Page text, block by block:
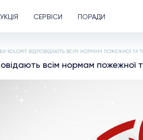
СЕРВІСИ ПОРАДИ
KOLORIT ВІДПОВІДАЮТЬ ВСІМ НОРМАМ ПОЖЕЖНОЇ ТА
всім нормам пожежної